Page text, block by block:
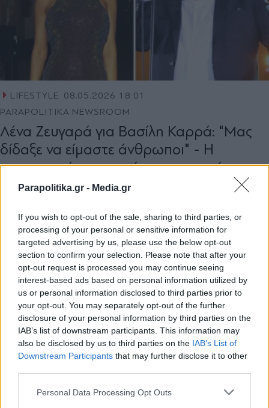
Parapolitika.gr - Media.gr
If you wish to opt-out of the sale, sharing to third parties, or
processing of your personal or sensitive information for
targeted advertising by us, please use the below opt-out
section to confirm your selection. Please note that after your
opt-out request is processed you may continue seeing
interest-based ads based on personal information utilized by
us or personal information disclosed to third parties prior to
your opt-out. You may separately opt-out of the further
disclosure of your personal information by third parties on the
IAB’s list of downstream participants. This information may
also be disclosed by us to third parties on the IAB’s List of
Downstream Participants that may further disclose it to other
Personal Data Processing Opt Outs
LIFESTYLE
08.05.2026 18:01
PARAPOLITIKA NEWSROOM
Λένα Ζευγαρά για Βασίλη Καρρά: "Μας
δίδαξε να είμαστε άνθρωποι" - Η
συγκινητική αναφορά της στον αείμνηστο
τραγουδιστή (Βίντεο)
LIFESTYLE 07.05.2026 21:00
Εγγραφή στο newsletter